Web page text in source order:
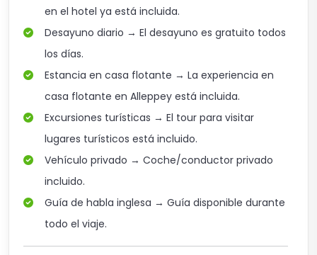
en el hotel ya está incluida.
Desayuno diario → El desayuno es gratuito todos
los días.
Estancia en casa flotante → La experiencia en
casa flotante en Alleppey está incluida.
Excursiones turísticas → El tour para visitar
lugares turísticos está incluido.
Vehículo privado → Coche/conductor privado
incluido.
Guía de habla inglesa → Guía disponible durante
todo el viaje.